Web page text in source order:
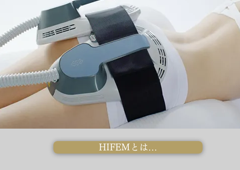
HIFEMとは…